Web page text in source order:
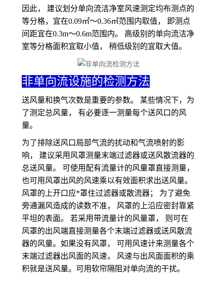
因此， 建议划分单向流洁净室风速测定均布测点的
等分格，宜在0.09㎡～0.36㎡范围内取值， 即测点
间距宜在0.3m～0.6m范围内。 高级别的单向流洁净
室等分格面积宜取小值， 稍低级别的宜取大值。
非单向流设施的检测方法
送风量和换气次数是重要的参数。 某些情况下，为
了测定总风量， 有必要逐一测量每个送风口的风
量。
为了排除送风口局部气流的扰动和气流喷射的影
响， 建议采用风罩测量末端过滤器或送风散流器的
总送风量。 可使用配有流量计的风量罩直接测量，
也可用风罩出风的风速乘以有效面积求出送风量。
风罩的上开口应*罩住过滤器或散流器； 为了避免
旁通漏风造成的读数不准， 风罩的上沿应密封靠紧
平坦的表面。 若采用带流量计的风量罩， 则可在
风罩的出风端直接测量各个末端过滤器或送风散流
器的风量。如果没有风罩， 可用风速计来测量各个
末端过滤器出风面的风速， 风速与出风面面积的乘
积就是送风量。可用软帘隔阻对单向流的干扰。